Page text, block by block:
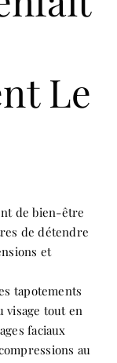
Le
de bien-être
de détendre
et
tapotements
visage tout en
faciaux
au